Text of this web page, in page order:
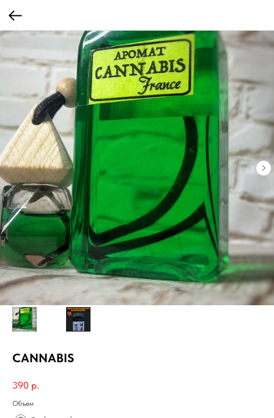
CANNABIS
390 р.
Объем